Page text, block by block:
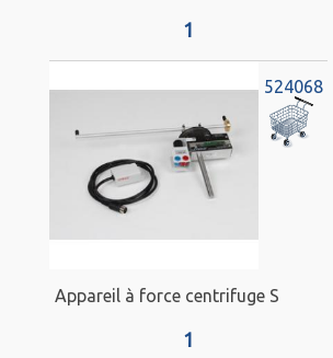
1
524068
Appareil à force centrifuge S
1